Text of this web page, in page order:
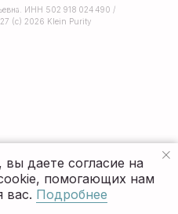
ИНН 502 918 024 490 /
(c) 2026 Klein Purity
даете согласие на
помогающих нам
вас. Подробнее